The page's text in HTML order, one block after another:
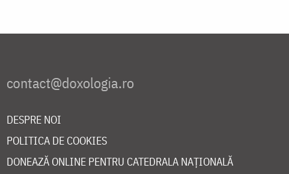
DESPRE NOI
POLITICA DE COOKIES
DONEAZĂ ONLINE PENTRU CATEDRALA NAȚIONALĂ